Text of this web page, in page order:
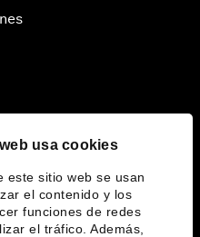
usa cookies
este sitio web se usan
el contenido y los
funciones de redes
el tráfico. Además,